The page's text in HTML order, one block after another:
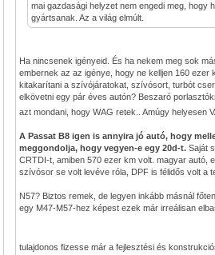
mai gazdasági helyzet nem engedi meg, hogy
gyártsanak. Az a világ elmúlt.
Ha nincsenek igényeid. És ha nekem meg sok
embernek az az igénye, hogy ne kelljen 160 ezer
kitakarítani a szívójáratokat, szívósort, turbót
elkövetni egy pár éves autón? Beszaró
azt mondani, hogy WAG retek.. Amúgy helyesen
A Passat B8 igen is annyira jó autó, hogy
meggondolja, hogy vegyen-e egy 20d-t. Saját
CRTDI-t, amiben 570 ezer km volt. magyar autó,
szívósor se volt levéve róla, DPF is félidős volt a
N57? Biztos remek, de legyen inkább másnál
egy M47-M57-hez képest ezek már irreálisan
tulajdonos fizesse már a fejlesztési és